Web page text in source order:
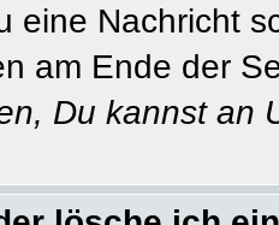
eine Nachricht
am Ende der
Du kannst an